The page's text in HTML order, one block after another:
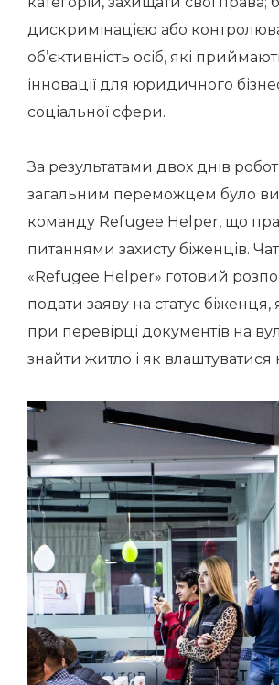
дискримінацією або
об’єктивність осіб, які
інновації для юридичного
соціальної сфери.
За результатами двох днів
загальним переможцем було
команду Refugee Helper, що
питаннями захисту біженців.
«Refugee Helper» готовий
подати заяву на статус біженця,
при перевірці документів на
знайти житло і як влаштуватися